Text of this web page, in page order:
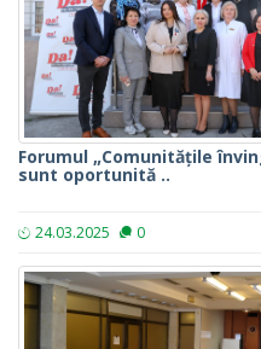
Forumul „Comunitățile
sunt oportunită ..
24.03.2025 0